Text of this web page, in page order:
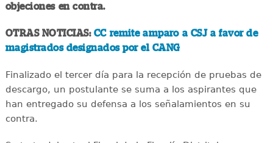
objeciones en contra.
OTRAS NOTICIAS: CC remite amparo a CSJ a favor de
magistrados designados por el CANG
Finalizado el tercer día para la recepción de pruebas de
descargo, un postulante se suma a los aspirantes que
han entregado su defensa a los señalamientos en su
contra.